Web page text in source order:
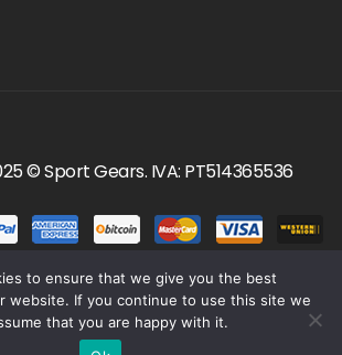
©Sport Gears. IVA: PT514365536
to ensure that we give you the best
website. If you continue to use this site we
that you are happy with it.